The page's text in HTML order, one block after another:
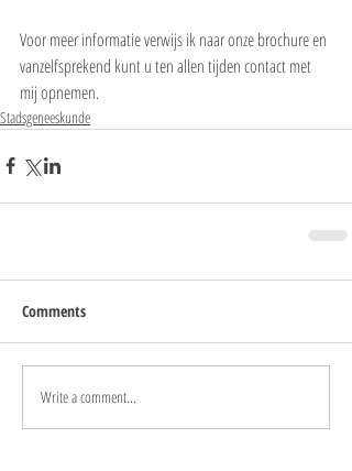
Voor meer informatie verwijs ik naar onze brochure en
vanzelfsprekend kunt u ten allen tijden contact met
mij opnemen.
Stadsgeneeskunde
Comments
Write a comment...